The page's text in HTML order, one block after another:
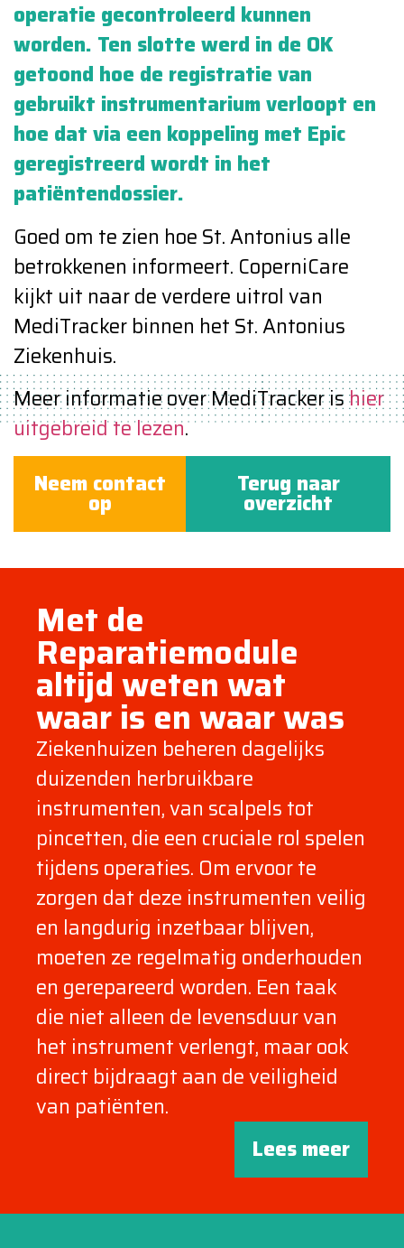
operatie gecontroleerd kunnen
worden. Ten slotte werd in de OK
getoond hoe de registratie van
gebruikt instrumentarium verloopt en
hoe dat via een koppeling met Epic
geregistreerd wordt in het
patiëntendossier.
Goed om te zien hoe St. Antonius alle
betrokkenen informeert. CoperniCare
kijkt uit naar de verdere uitrol van
MediTracker binnen het St. Antonius
Ziekenhuis.
Meer informatie over MediTracker ishier
uitgebreid te lezen.
Neem contact
op
Terug naar
overzicht
Met de
Reparatiemodule
altijd weten wat
waar is en waar was
Ziekenhuizen beheren dagelijks
duizenden herbruikbare
instrumenten, van scalpels tot
pincetten, die een cruciale rol spelen
tijdens operaties. Om ervoor te
zorgen dat deze instrumenten veilig
en langdurig inzetbaar blijven,
moeten ze regelmatig onderhouden
en gerepareerd worden. Een taak
die niet alleen de levensduur van
het instrument verlengt, maar ook
direct bijdraagt aan de veiligheid
van patiënten.
Lees meer